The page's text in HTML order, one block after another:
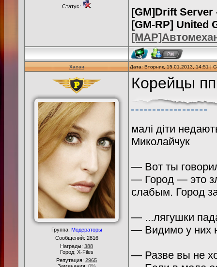
Статус:
[GM]Drift Server
[GM-RP] United
Хасан Дата: Вторник, 15.01.2013, 14:51 |
Группа: Модераторы
Сообщений: 2816
Награды: 388
Город: X-Files
Репутация: 2965
Корейцы
малі діти
Миколайчук
— Вот ты
— Город — это
слабым. Город
— ...лягушки
— Видимо у них
— Разве вы не